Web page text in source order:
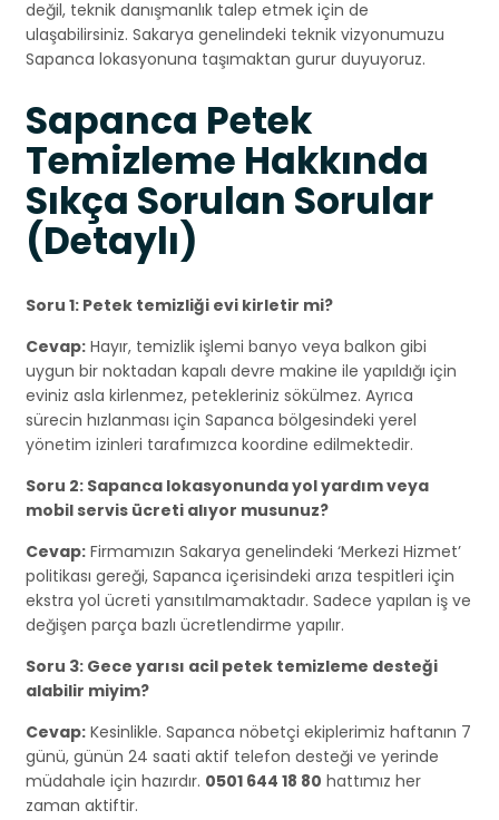
değil, teknik danışmanlık talep etmek için de
ulaşabilirsiniz. Sakarya genelindeki teknik vizyonumuzu
Sapanca lokasyonuna taşımaktan gurur duyuyoruz.
Sapanca Petek
Temizleme Hakkında
Sıkça Sorulan Sorular
(Detaylı)
Soru 1: Petek temizliği evi kirletir mi?
Cevap: Hayır, temizlik işlemi banyo veya balkon gibi
uygun bir noktadan kapalı devre makine ile yapıldığı için
eviniz asla kirlenmez, petekleriniz sökülmez. Ayrıca
sürecin hızlanması için Sapanca bölgesindeki yerel
yönetim izinleri tarafımızca koordine edilmektedir.
Soru 2: Sapanca lokasyonunda yol yardım veya
mobil servis ücreti alıyor musunuz?
Cevap: Firmamızın Sakarya genelindeki ‘Merkezi Hizmet’
politikası gereği, Sapanca içerisindeki arıza tespitleri için
ekstra yol ücreti yansıtılmamaktadır. Sadece yapılan iş ve
değişen parça bazlı ücretlendirme yapılır.
Soru 3: Gece yarısı acil petek temizleme desteği
alabilir miyim?
Cevap: Kesinlikle. Sapanca nöbetçi ekiplerimiz haftanın 7
günü, günün 24 saati aktif telefon desteği ve yerinde
müdahale için hazırdır. 0501 644 18 80 hattımız her
zaman aktiftir.